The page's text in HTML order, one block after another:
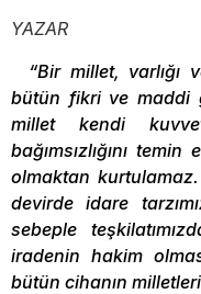
YAZAR
“Bir millet, varlığı
bütün fikri ve maddi
millet kendi
bağımsızlığını
olmaktan
devirde idare
sebeple
iradenin hakim
bütün cihanın